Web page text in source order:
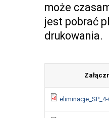
może
jest pobrać
drukowania.